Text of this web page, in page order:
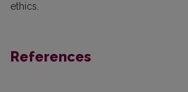
ethics.
References